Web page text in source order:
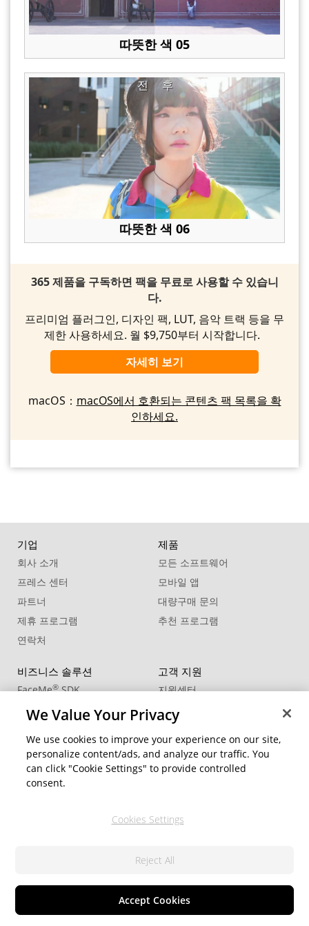
따뜻한 색 05
후
전
따뜻한 색 06
365 제품을 구독하면 팩을 무료로 사용할 수 있습니
다.
프리미엄 플러그인, 디자인 팩, LUT, 음악 트랙 등을 무
제한 사용하세요. 월 $9,750부터 시작합니다.
자세히 보기
macOS： macOS에서 호환되는 콘텐츠 팩 목록을 확
인하세요.
기업
회사 소개
프레스 센터
파트너
제휴 프로그램
연락처
제품
모든 소프트웨어
모바일 앱
대량구매 문의
추천 프로그램
비즈니스 솔루션
FaceMe®SDK
고객 지원
지원센터
제품 업데이트
커뮤니티
회원 영역
지역 변경
서비스 약관 쿠키 설정
We Value Your Privacy
We use cookies to improve your experience on our site,
personalize content/ads, and analyze our traffic. You
can click "Cookie Settings" to provide controlled
consent.
Cookies Settings
Reject All
Accept Cookies